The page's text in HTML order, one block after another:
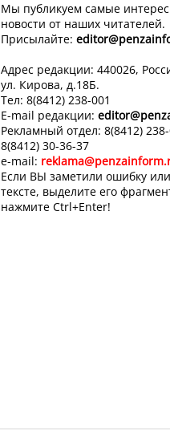
Мы публикуем самые
новости от наших читателей.
Присылайте: editor
Адрес редакции: 440026,
ул. Кирова, д.18Б.
Тел: 8(8412) 238-001
E-mail редакции: editor
Рекламный отдел: 8(8412)
8(8412) 30-36-37
e-mail:
Если ВЫ заметили ошибку
тексте, выделите его
нажмите Ctrl+Enter!